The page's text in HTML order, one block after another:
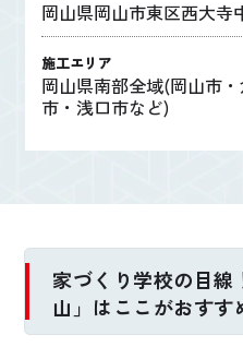
岡山県岡山市東区西大寺
施工エリア
岡山県南部全域(岡山市
市・浅口市など)
家づくり学校の目線
山」はここがおすす